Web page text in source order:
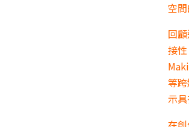
空
回
接
等
示